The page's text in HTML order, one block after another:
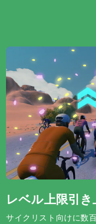
レベル上限引き
サイクリスト向けに数